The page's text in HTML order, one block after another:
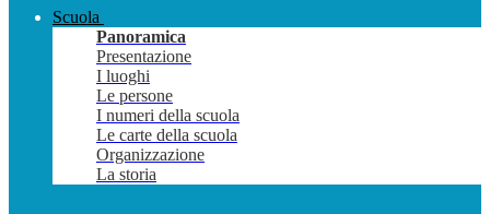
Scuola
Panoramica
Presentazione
I luoghi
Le persone
I numeri della scuola
Le carte della scuola
Organizzazione
La storia